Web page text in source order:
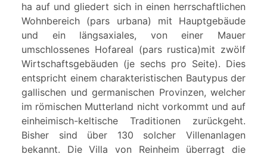
ha auf und gliedert sich in einen herrschaftlichen
Wohnbereich (pars urbana) mit Hauptgebäude
und ein längsaxiales, von einer Mauer
umschlossenes Hofareal (pars rustica)mit zwölf
Wirtschaftsgebäuden (je sechs pro Seite). Dies
entspricht einem charakteristischen Bautypus der
gallischen und germanischen Provinzen, welcher
im römischen Mutterland nicht vorkommt und auf
einheimisch-keltische Traditionen zurückgeht.
Bisher sind über 130 solcher Villenanlagen
bekannt. Die Villa von Reinheim überragt die